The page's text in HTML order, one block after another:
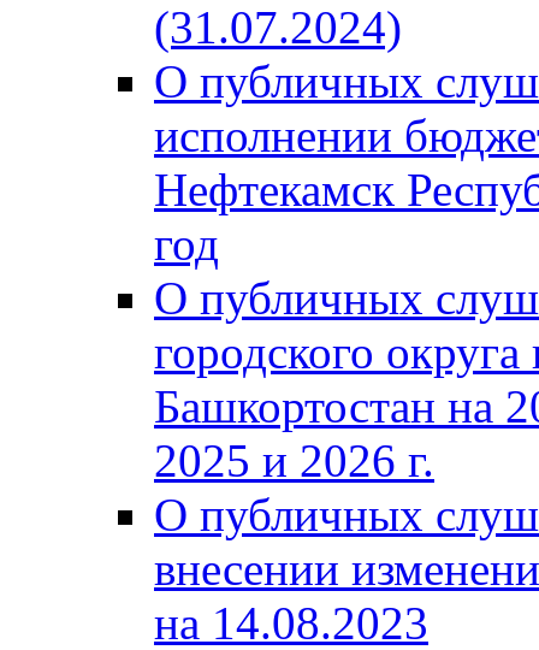
(31.07.2024)
О публичных
исполнении
Нефтекамск
год
О публичных
городского
Башкортостан на
2025 и 2026 г.
О публичных
внесении
на 14.08.2023